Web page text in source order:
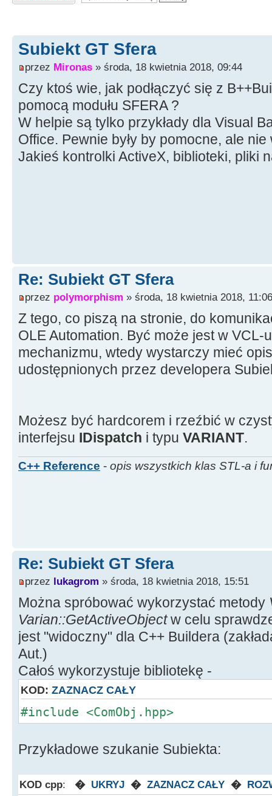
Subiekt GT Sfera
przez Mironas » środa, 18 kwietnia 2018, 09:44
Czy ktoś wie, jak podłączyć się z
pomocą modułu SFERA ?
W helpie są tylko przykłady dla Visual
Office. Pewnie były by pomocne, ale
Jakieś kontrolki ActiveX, biblioteki, pliki
Re: Subiekt GT Sfera
przez polymorphism » środa, 18 kwietnia 2018, 11:06
Z tego, co piszą na stronie, do
OLE Automation. Być może jest w VCL-
mechanizmu, wtedy wystarczy mieć
udostępnionych przez developera
Możesz być hardcorem i rzeźbić w
interfejsu IDispatch i typu VARIANT.
C++ Reference - opis wszystkich klas STL-a i
Re: Subiekt GT Sfera
przez lukagrom » środa, 18 kwietnia 2018, 15:51
Można spróbować wykorzystać metody
Varian::GetActiveObjectw celu
jest "widoczny" dla C++ Buildera
Aut.)
Całoś wykorzystuje bibliotekę -
KOD: ZAZNACZ CAŁY
#include <ComObj.hpp>
Przykładowe szukanie Subiekta:
KOD cpp: � UKRYJ � ZAZNACZ CAŁY �